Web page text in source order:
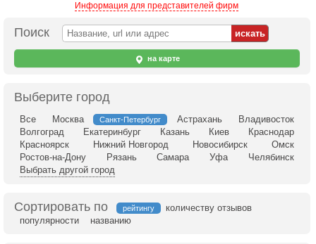
Информация для представителей фирм
Поиск
на карте
Выберите город
Все Москва Санкт-Петербург Астрахань
Владивосток
Волгоград
Екатеринбург Казань Киев
Краснодар
Красноярск
Нижний Новгород Новосибирск
Омск
Ростов-на-Дону
Рязань Самара Уфа
Челябинск
Выбрать другой город
Сортировать по рейтингу
количеству отзывов
популярности
названию